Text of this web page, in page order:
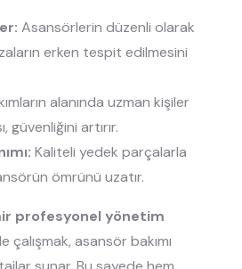
Asansörlerin düzenli olarak
erken tespit edilmesini
alanında uzman kişiler
güvenliğini artırır.
Kaliteli yedek parçalarla
ömrünü uzatır.
profesyonel yönetim
çalışmak, asansör bakımı